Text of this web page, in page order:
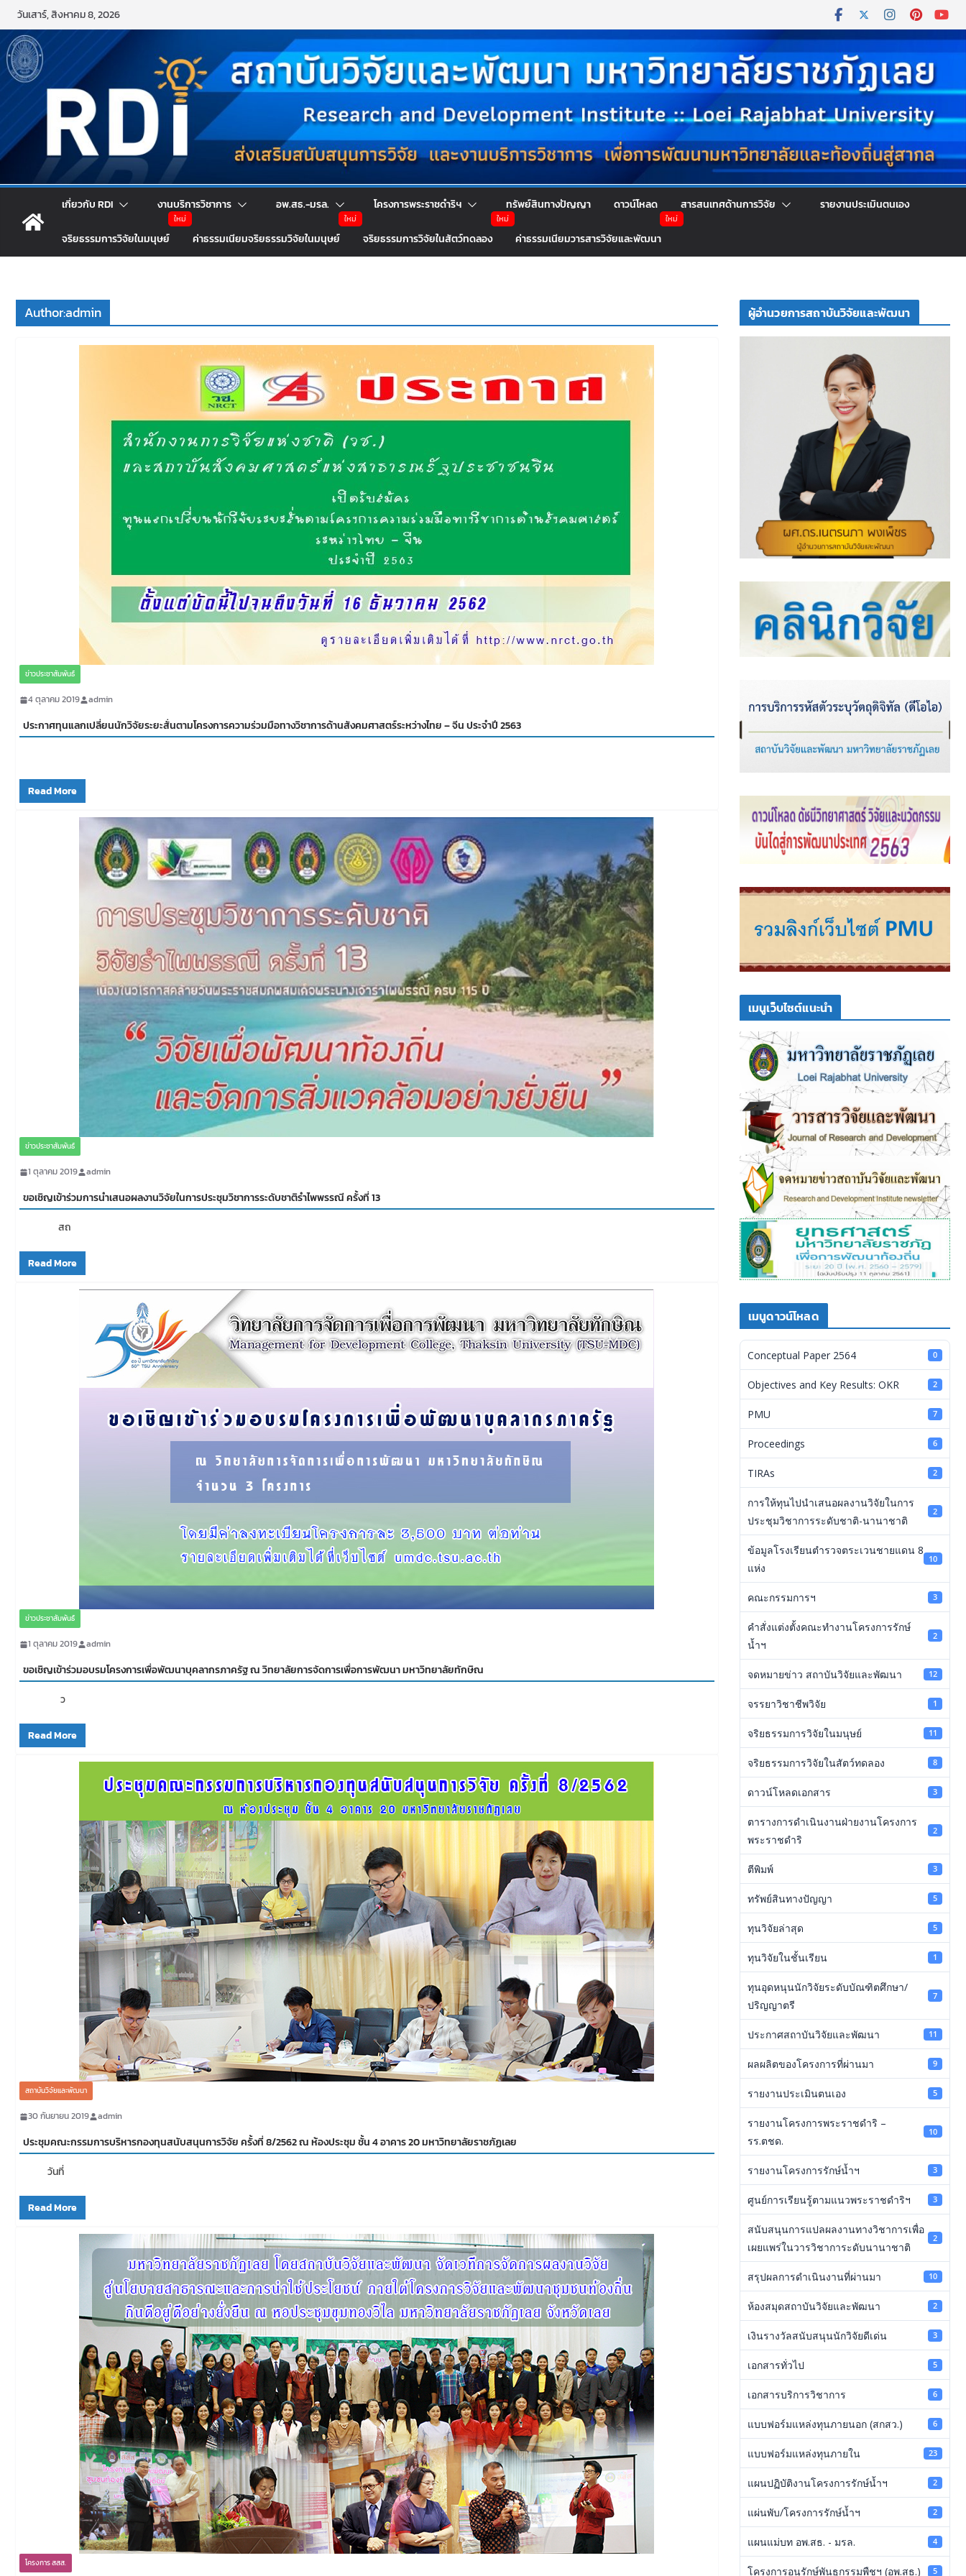
Skip
to
content
วันเสาร์, สิงหาคม 8, 2026
เกี่ยวกับ RDI งานบริการวิชาการ อพ.สธ.-มรล. โครงการพระราชดำริฯ ทรัพย์สินทางปัญญา ดาวน์โหลด สารสนเทศด้านการวิจัย รายงานประเมินตนเอง
จริยธรรมการวิจัยในมนุษย์ ค่าธรรมเนียมจริยธรรมวิจัยในมนุษย์ จริยธรรมการวิจัยในสัตว์ทดลอง ค่าธรรมเนียมวารสารวิจัยและพัฒนา
Author:admin
ข่าวประชาสัมพันธ์
4 ตุลาคม 2019 admin
ประกาศทุนแลกเปลี่ยนนักวิจัยระยะสั่นตามโครงการความร่วมมือทางวิชาการด้านสังคมศาสตร์ระหว่างไทย – จีน ประจำปี 2563
Read More
ข่าวประชาสัมพันธ์
1 ตุลาคม 2019 admin
ขอเชิญเข้าร่วมการนำเสนอผลงานวิจัยในการประชุมวิชาการระดับชาติรำไพพรรณี ครั้งที่ 13
สถ
Read More
ข่าวประชาสัมพันธ์
1 ตุลาคม 2019 admin
ขอเชิญเข้าร่วมอบรมโครงการเพื่อพัฒนาบุคลากรภาครัฐ ณ วิทยาลัยการจัดการเพื่อการพัฒนา มหาวิทยาลัยทักษิณ
ว
Read More
สถาบันวิจัยและพัฒนา
30 กันยายน 2019 admin
ประชุมคณะกรรมการบริหารกองทุนสนับสนุนการวิจัย ครั้งที่ 8/2562 ณ ห้องประชุม ชั้น 4 อาคาร 20 มหาวิทยาลัยราชภัฏเลย
วันที่
Read More
โครงการ สสส.
ผู้อำนวยการสถาบันวิจัยและพัฒนา
เมนูเว็บไซต์แนะนำ
เมนูดาวน์โหลด
Conceptual Paper 2564 0
Objectives and Key Results: OKR 2
PMU 7
Proceedings 6
TIRAs 2
การให้ทุนไปนำเสนอผลงานวิจัยในการ
ประชุมวิชาการระดับชาติ-นานาชาติ
2
ข้อมูลโรงเรียนตำรวจตระเวนชายแดน 8
แห่ง
10
คณะกรรมการฯ 3
คำสั่งแต่งตั้งคณะทำงานโครงการรักษ์
น้ำฯ
2
จดหมายข่าว สถาบันวิจัยและพัฒนา 12
จรรยาวิชาชีพวิจัย 1
จริยธรรมการวิจัยในมนุษย์ 11
จริยธรรมการวิจัยในสัตว์ทดลอง 8
ดาวน์โหลดเอกสาร 3
ตารางการดำเนินงานฝ่ายงานโครงการ
พระราชดำริ
2
ตีพิมพ์ 3
ทรัพย์สินทางปัญญา 5
ทุนวิจัยล่าสุด 5
ทุนวิจัยในชั้นเรียน 1
ทุนอุดหนุนนักวิจัยระดับบัณฑิตศึกษา/
ปริญญาตรี
7
ประกาศสถาบันวิจัยและพัฒนา 11
ผลผลิตของโครงการที่ผ่านมา 9
รายงานประเมินตนเอง 5
รายงานโครงการพระราชดำริ –
รร.ตชด.
10
รายงานโครงการรักษ์น้ำฯ 3
ศูนย์การเรียนรู้ตามแนวพระราชดำริฯ 3
สนับสนุนการแปลผลงานทางวิชาการเพื่อ
เผยแพร่ในวารวิชาการะดับนานาชาติ
2
สรุปผลการดำเนินงานที่ผ่านมา 10
ห้องสมุดสถาบันวิจัยและพัฒนา 2
เงินรางวัลสนับสนุนนักวิจัยดีเด่น 3
เอกสารทั่วไป 5
เอกสารบริการวิชาการ 6
แบบฟอร์มแหล่งทุนภายนอก (สกสว.) 6
แบบฟอร์มแหล่งทุนภายใน 23
แผนปฏิบัติงานโครงการรักษ์น้ำฯ 2
แผ่นพับ/โครงการรักษ์น้ำฯ 2
แผนแม่บท อพ.สธ. - มรล. 4
โครงการอนุรักษ์พันธุกรรมพืชฯ (อพ.สธ.) 5